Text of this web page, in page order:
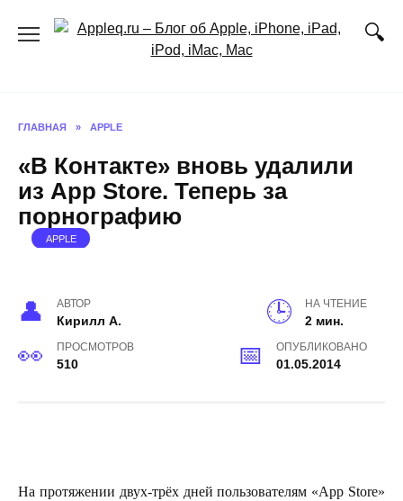
ГЛАВНАЯ » APPLE
«В Контакте» вновь удалили
из App Store. Теперь за
порнографию
APPLE
АВТОР
Кирилл А.
НА ЧТЕНИЕ
2 мин.
ПРОСМОТРОВ
510
ОПУБЛИКОВАНО
01.05.2014
На протяжении двух-трёх дней пользователям «App Store»